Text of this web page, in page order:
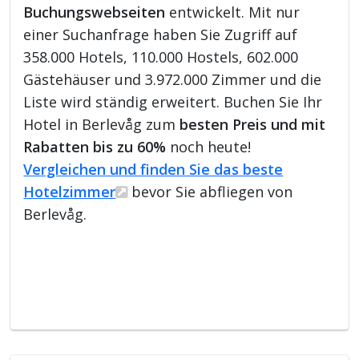
Buchungswebseiten entwickelt. Mit nur
einer Suchanfrage haben Sie Zugriff auf
358.000 Hotels, 110.000 Hostels, 602.000
Gästehäuser und 3.972.000 Zimmer und die
Liste wird ständig erweitert. Buchen Sie Ihr
Hotel in Berlevåg zum besten Preis und mit
Rabatten bis zu 60% noch heute!
Vergleichen und finden Sie das beste
Hotelzimmer
bevor Sie abfliegen von
Berlevåg.